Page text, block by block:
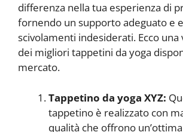
differenza nella tua esperienza di
fornendo un supporto adeguato e
scivolamenti indesiderati. Ecco una
dei migliori tappetini da yoga
mercato.
Tappetino da yoga XYZ:
tappetino è realizzato con
qualità che offrono